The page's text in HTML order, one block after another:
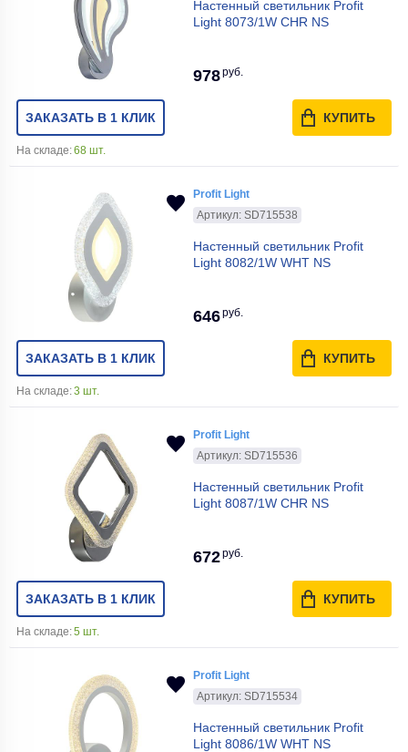
Настенный светильник Profit
Light 8073/1W CHR NS
978руб.
ЗАКАЗАТЬ В 1 КЛИК КУПИТЬ
На складе:68 шт.
Profit Light
Артикул: SD715538
Настенный светильник Profit
Light 8082/1W WHT NS
646руб.
ЗАКАЗАТЬ В 1 КЛИК КУПИТЬ
На складе:3 шт.
Profit Light
Артикул: SD715536
Настенный светильник Profit
Light 8087/1W CHR NS
672руб.
ЗАКАЗАТЬ В 1 КЛИК КУПИТЬ
На складе:5 шт.
Profit Light
Артикул: SD715534
Настенный светильник Profit
Light 8086/1W WHT NS